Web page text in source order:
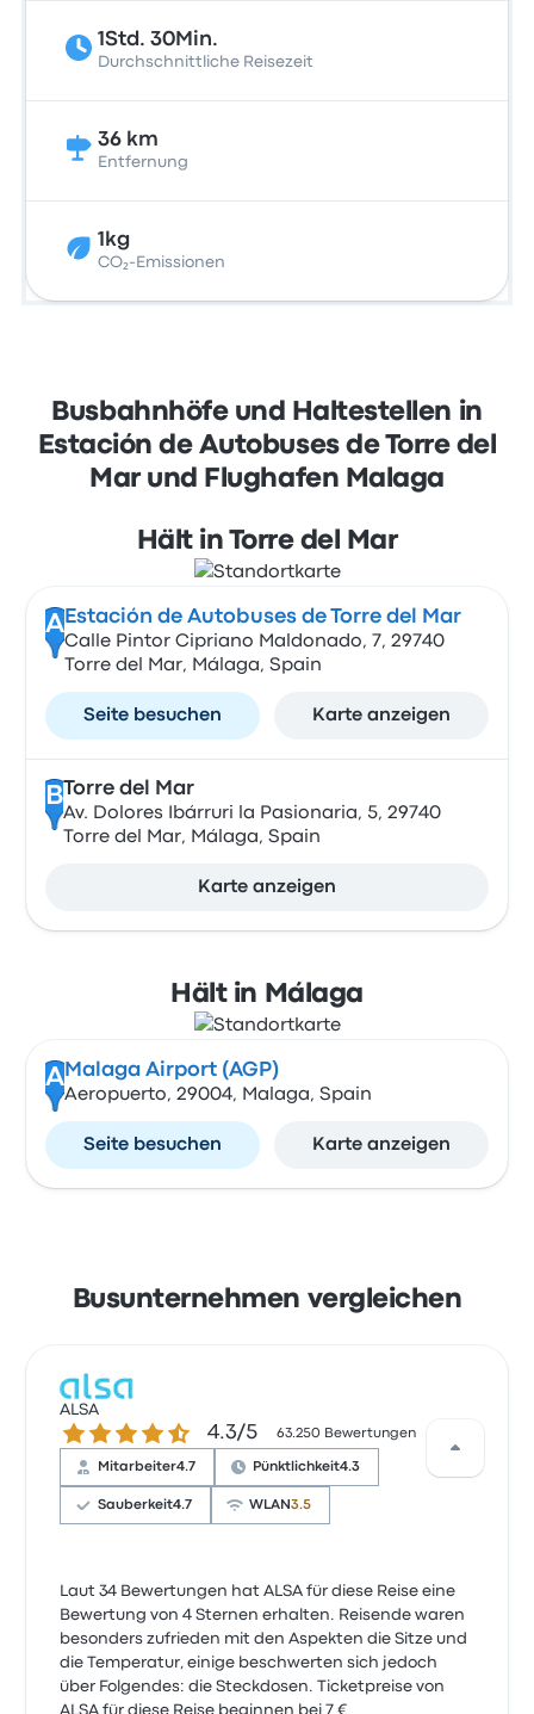
1Std. 30Min.
Durchschnittliche Reisezeit
36 km
Entfernung
1kg
CO₂-Emissionen
Busbahnhöfe und Haltestellen in
Estación de Autobuses de Torre del
Mar und Flughafen Malaga
Hält in Torre del Mar
A Estación de Autobuses de Torre del Mar
Calle Pintor Cipriano Maldonado, 7, 29740
Torre del Mar, Málaga, Spain
Seite besuchen Karte anzeigen
B Torre del Mar
Av. Dolores Ibárruri la Pasionaria, 5, 29740
Torre del Mar, Málaga, Spain
Karte anzeigen
Hält in Málaga
A Malaga Airport (AGP)
Aeropuerto, 29004, Malaga, Spain
Seite besuchen Karte anzeigen
Busunternehmen vergleichen
ALSA
4.3 von 5 Sternen4.3/5 63.250 Bewertungen
Mitarbeiter4.7 Pünktlichkeit4.3
Sauberkeit4.7 WLAN3.5
Laut 34 Bewertungen hat ALSA für diese Reise eine
Bewertung von 4 Sternen erhalten. Reisende waren
besonders zufrieden mit den Aspekten die Sitze und
die Temperatur, einige beschwerten sich jedoch
über Folgendes: die Steckdosen. Ticketpreise von
ALSA für diese Reise beginnen bei 7 €